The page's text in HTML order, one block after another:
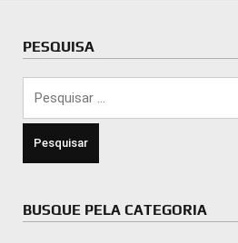
PESQUISA
BUSQUE PELA CATEGORIA